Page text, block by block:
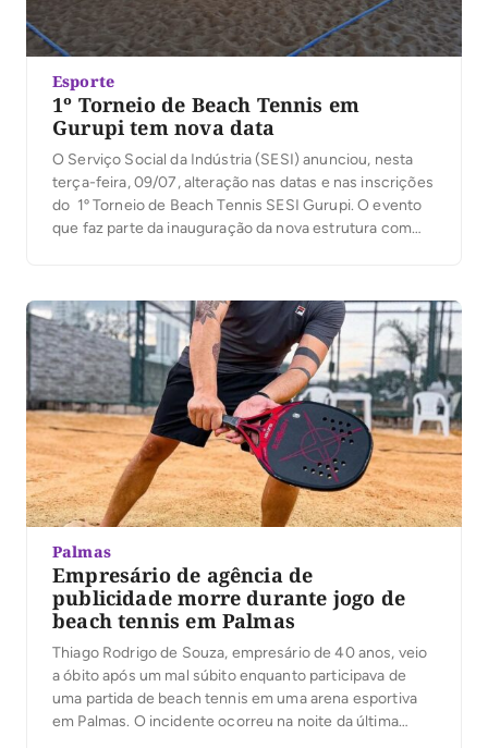
Esporte
1º Torneio de Beach Tennis em
Gurupi tem nova data
O Serviço Social da Indústria (SESI) anunciou, nesta
terça-feira, 09/07, alteração nas datas e nas inscrições
do 1º Torneio de Beach Tennis SESI Gurupi. O evento
que faz parte da inauguração da nova estrutura com
Palmas
Empresário de agência de
publicidade morre durante jogo de
beach tennis em Palmas
Thiago Rodrigo de Souza, empresário de 40 anos, veio
a óbito após um mal súbito enquanto participava de
uma partida de beach tennis em uma arena esportiva
em Palmas. O incidente ocorreu na noite da última